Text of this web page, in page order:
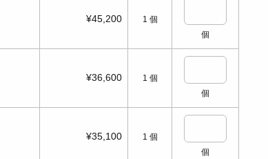
¥45,200 1 個
個
¥36,600 1 個
個
¥35,100 1 個
個